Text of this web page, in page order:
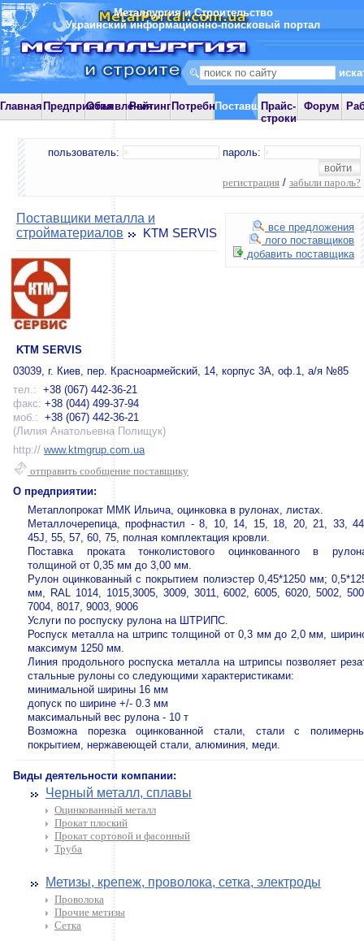
Металлургия и Строительство
Украинский информационно-поисковый портал
Главная ПредприятияОбъявления
Рейтинг ПотребностиПоставщикиПрайс-
строки
Форум
пользователь: пароль:
регистрация / забыли пароль?
все предложения
лого поставщиков
добавить поставщика
Поставщики металла и
стройматериалов
KTM SERVIS
KTM SERVIS
03039, г. Киев, пер. Красноармейский, 14, корпус 3А, оф.1, а/я №85
тел.: +38 (067) 442-36-21
факс: +38 (044) 499-37-94
моб.: +38 (067) 442-36-21
(Лилия Анатольевна Полищук)
http:// www.ktmgrup.com.ua
отправить сообщение поставщику
О предприятии:
Метаплопрокат ММК Ильича, оцинковка в рулонах, листах.
Металлочерепица, профнастил - 8, 10, 14, 15, 18, 20, 21, 33,
45J, 55, 57, 60, 75, полная комплектация кровли.
Поставка проката тонколистового оцинкованного в
толщиной от 0,35 мм до 3,00 мм.
Рулон оцинкованный с покрытием полиэстер 0,45*1250 мм;
мм, RAL 1014, 1015,3005, 3009, 3011, 6002, 6005, 6020, 5002,
7004, 8017, 9003, 9006
Услуги по роспуску рулона на ШТРИПС.
Роспуск металла на штрипс толщиной от 0,3 мм до 2,0 мм,
максимум 1250 мм.
Линия продольного роспуска металла на штрипсы позволяет
стальные рулоны со следующими характеристиками:
минимальной ширины 16 мм
допуск по ширине +/- 0.3 мм
максимальный вес рулона - 10 т
Возможна порезка оцинкованной стали, стали с
покрытием, нержавеющей стали, алюминия, меди.
Виды деятельности компании:
Черный металл, сплавы
Оцинкованный металл
Прокат плоский
Прокат сортовой и фасонный
Труба
Метизы, крепеж, проволока, сетка, электроды
Проволока
Прочие метизы
Сетка